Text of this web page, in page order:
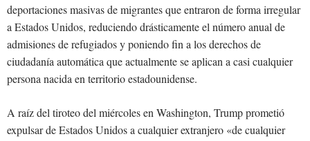
deportaciones masivas de migrantes que entraron de forma irregular
a Estados Unidos, reduciendo drásticamente el número anual de
admisiones de refugiados y poniendo fin a los derechos de
ciudadanía automática que actualmente se aplican a casi cualquier
persona nacida en territorio estadounidense.
A raíz del tiroteo del miércoles en Washington, Trump prometió
expulsar de Estados Unidos a cualquier extranjero «de cualquier